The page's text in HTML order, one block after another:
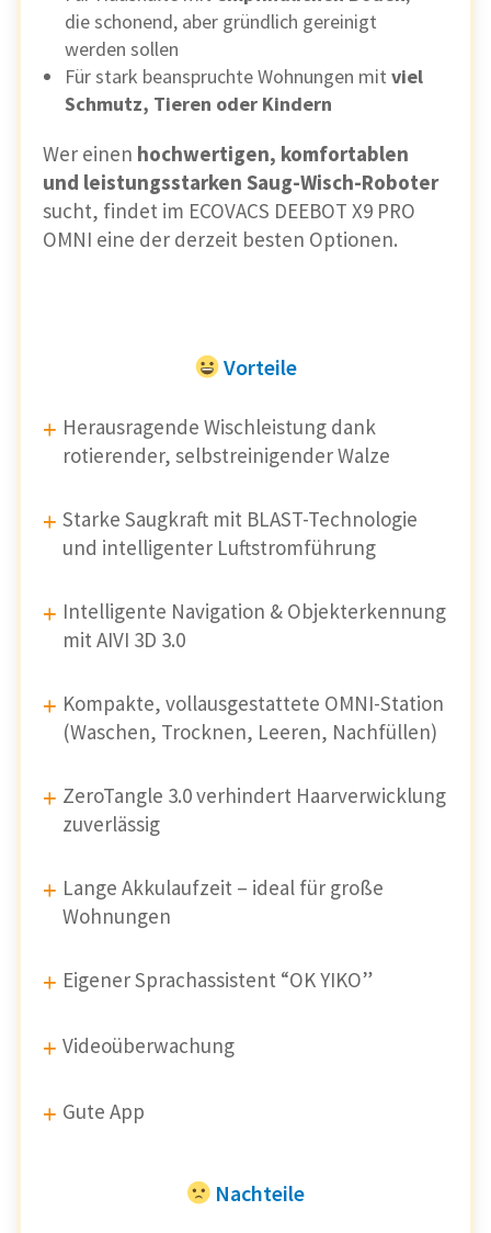
die schonend, aber gründlich gereinigt
werden sollen
Für stark beanspruchte Wohnungen mit viel
Schmutz, Tieren oder Kindern
Wer einen hochwertigen, komfortablen
und leistungsstarken Saug-Wisch-Roboter
sucht, findet im ECOVACS DEEBOT X9 PRO
OMNI eine der derzeit besten Optionen.
Vorteile
Herausragende Wischleistung dank
rotierender, selbstreinigender Walze
Starke Saugkraft mit BLAST-Technologie
und intelligenter Luftstromführung
Intelligente Navigation & Objekterkennung
mit AIVI 3D 3.0
Kompakte, vollausgestattete OMNI-Station
(Waschen, Trocknen, Leeren, Nachfüllen)
ZeroTangle 3.0 verhindert Haarverwicklung
zuverlässig
Lange Akkulaufzeit – ideal für große
Wohnungen
Eigener Sprachassistent “OK YIKO”
Videoüberwachung
Gute App
Nachteile